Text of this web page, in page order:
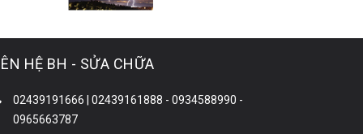
HỆ BH - SỬA CHỮA
02439191666 | 02439161888 - 0934588990 -
0965663787